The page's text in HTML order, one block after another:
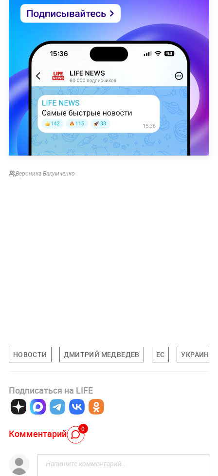
Вероника Бакумченко
НОВОСТИ ДМИТРИЙ МЕДВЕДЕВ ЕС УКРАИНА
Подписаться на LIFE
Комментарий 0